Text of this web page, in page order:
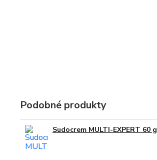
Podobné produkty
Sudocrem MULTI-EXPERT 60 g